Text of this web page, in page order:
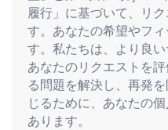
履行」に基づいて、リ
す。あなたの希望やフ
す。私たちは、より良
あなたのリクエストを
る問題を解決し、再発
じるために、あなたの
あります。